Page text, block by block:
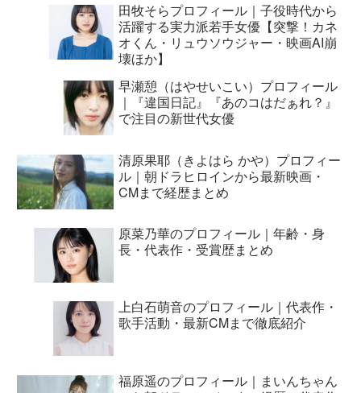
田牧そらプロフィール｜子役時代から
活躍する実力派若手女優【突撃！カネ
オくん・リュウソウジャー・映画AI崩
壊ほか】
早瀬憩（はやせいこい）プロフィール
｜『違国日記』『あのコはだぁれ？』
で注目の新世代女優
清原果耶（きよはら かや）プロフィー
ル｜朝ドラヒロインから最新映画・
CMまで経歴まとめ
原菜乃華のプロフィール｜年齢・身
長・代表作・受賞歴まとめ
上白石萌音のプロフィール｜代表作・
歌手活動・最新CMまで徹底紹介
福原遥のプロフィール｜まいんちゃん